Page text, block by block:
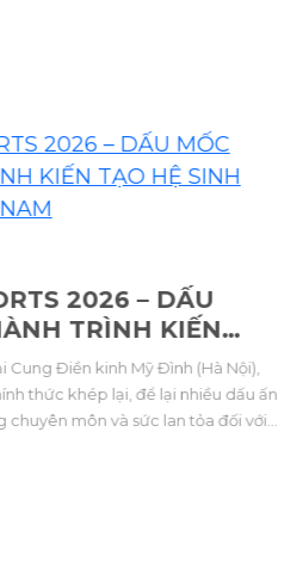
2026 – DẤU
TRÌNH KIẾN
ESPORTS VIỆT NAM
Cung Điền kinh Mỹ Đình (Hà Nội),
thức khép lại, để lại nhiều dấu ấn
môn và sức lan tỏa đối với